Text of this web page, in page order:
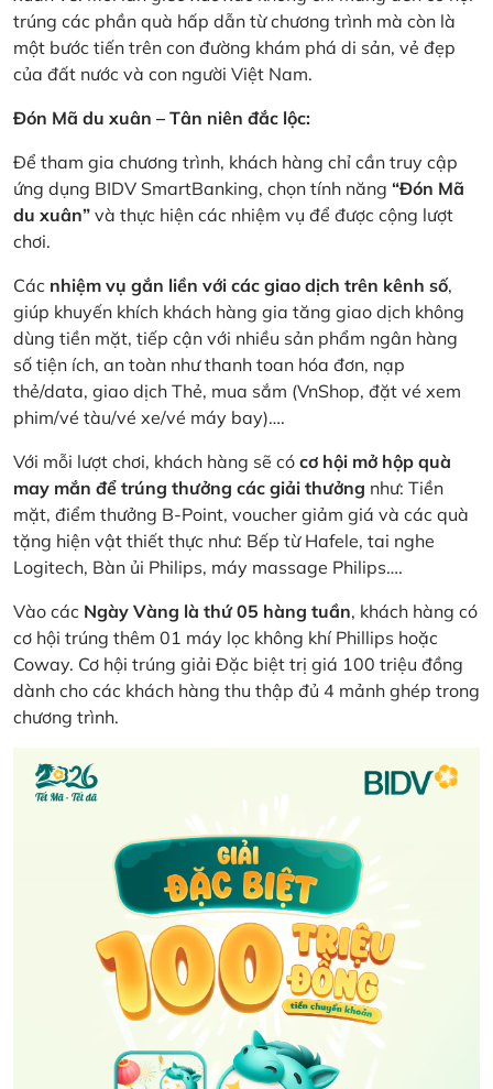
trúng các phần quà hấp dẫn từ chương trình mà còn là
một bước tiến trên con đường khám phá di sản, vẻ đẹp
của đất nước và con người Việt Nam.
Đón Mã du xuân – Tân niên đắc lộc:
Để tham gia chương trình, khách hàng chỉ cần truy cập
ứng dụng BIDV SmartBanking, chọn tính năng “Đón Mã
du xuân” và thực hiện các nhiệm vụ để được cộng lượt
chơi.
Các nhiệm vụ gắn liền với các giao dịch trên kênh số,
giúp khuyến khích khách hàng gia tăng giao dịch không
dùng tiền mặt, tiếp cận với nhiều sản phẩm ngân hàng
số tiện ích, an toàn như thanh toan hóa đơn, nạp
thẻ/data, giao dịch Thẻ, mua sắm (VnShop, đặt vé xem
phim/vé tàu/vé xe/vé máy bay)….
Với mỗi lượt chơi, khách hàng sẽ có cơ hội mở hộp quà
may mắn để trúng thưởng các giải thưởng như: Tiền
mặt, điểm thưởng B-Point, voucher giảm giá và các quà
tặng hiện vật thiết thực như: Bếp từ Hafele, tai nghe
Logitech, Bàn ủi Philips, máy massage Philips….
Vào các Ngày Vàng là thứ 05 hàng tuần, khách hàng có
cơ hội trúng thêm 01 máy lọc không khí Phillips hoặc
Coway. Cơ hội trúng giải Đặc biệt trị giá 100 triệu đồng
dành cho các khách hàng thu thập đủ 4 mảnh ghép trong
chương trình.